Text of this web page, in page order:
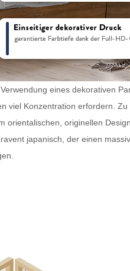
eines dekorativen
viel Konzentration erfordern.
orientalischen, originellen
japanisch , der einen